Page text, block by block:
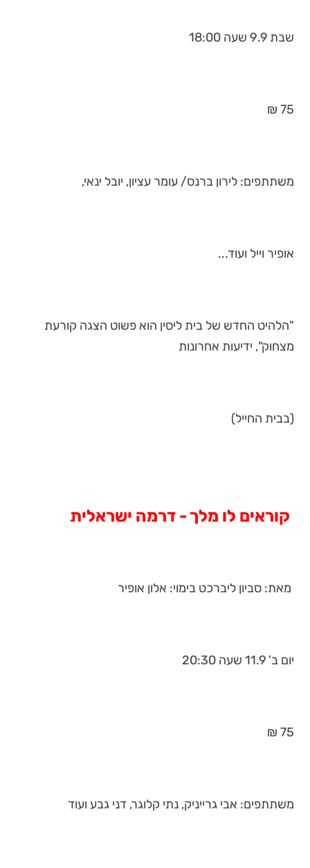
שבת 9.9 שעה 18:00
75 ₪
משתתפים: לירון ברנס/ עומר עציון, יובל ינאי,
אופיר וייל ועוד...
"הלהיט החדש של בית ליסין הוא פשוט הצגה קורעת
מצחוק", ידיעות אחרונות
(בבית החייל)
קוראים לו מלך - דרמה ישראלית
מאת: סביון ליברכט בימוי: אלון אופיר
יום ב' 11.9 שעה 20:30
75 ₪
משתתפים: אבי גרייניק, נתי קלוגר, דני גבע ועוד